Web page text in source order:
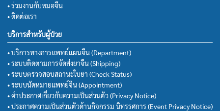
• ร่วมงานกับหมอจีน
• ติดต่อเรา
บริการสำหรับผู้ป่วย
• บริการทางการแพทย์แผนจีน (Department)
• ระบบติดตามการจัดส่งยาจีน (Shipping)
• ระบบตรวจสอบสถานะใบยา (Check Status)
• ระบบนัดหมายแพทย์จีน (Appointment)
• คำประกาศเกี่ยวกับความเป็นส่วนตัว (Privacy Notice)
• ประกาศความเป็นส่วนตัวด้านกิจกรรม นิทรรศการ (Event Privacy Notice)